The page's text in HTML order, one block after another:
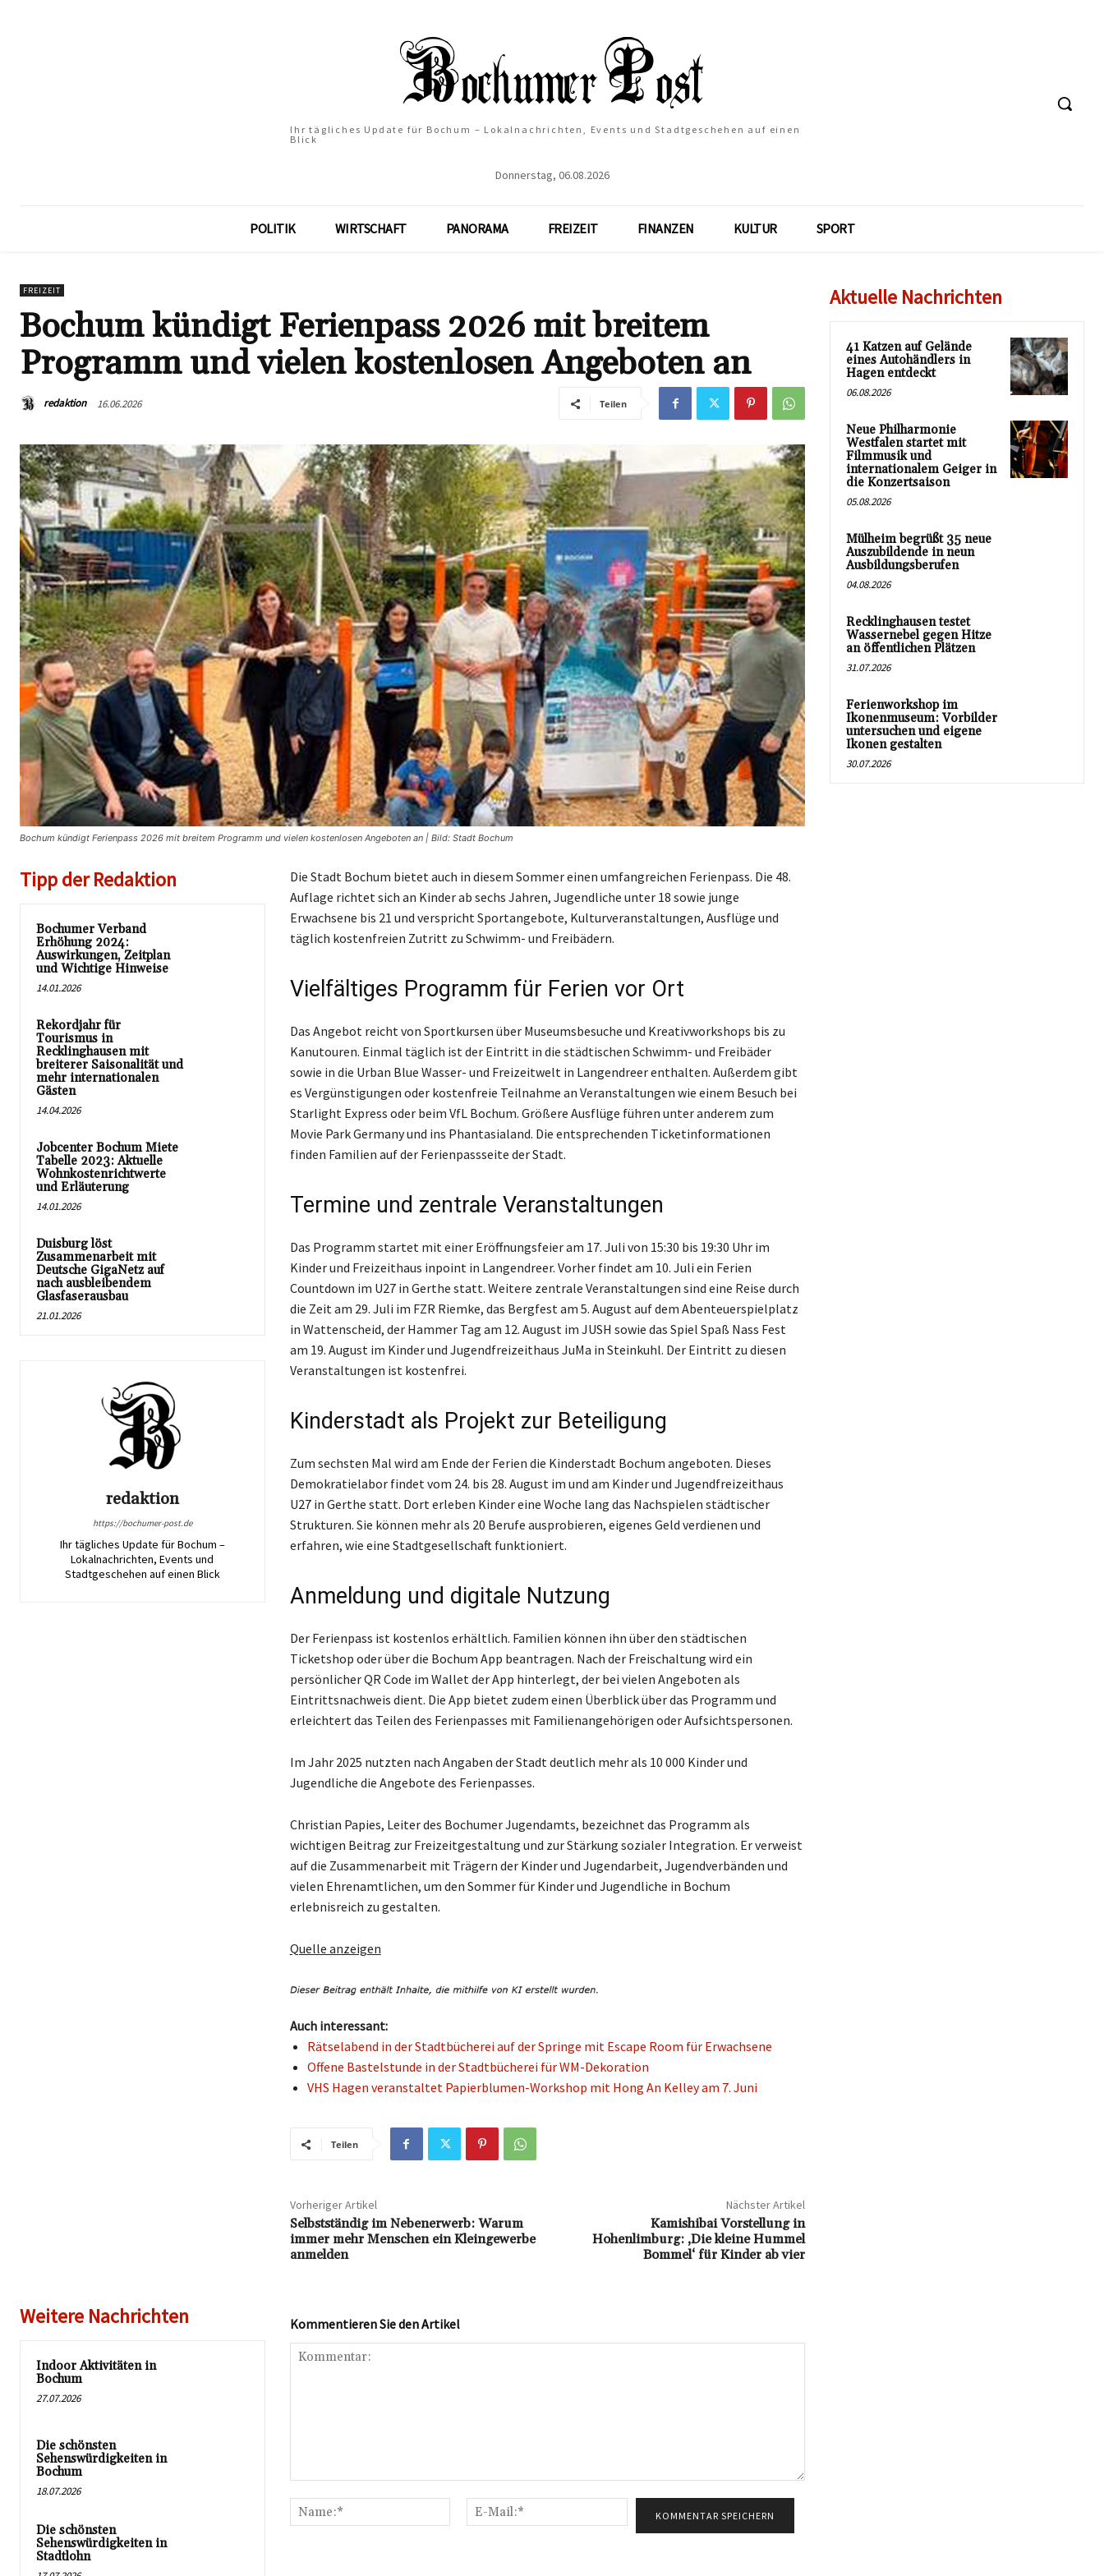
Ihr tägliches Update für Bochum – Lokalnachrichten, Events und Stadtgeschehen auf einen
Blick
Donnerstag, 06.08.2026
POLITIK WIRTSCHAFT PANORAMA FREIZEIT FINANZEN KULTUR SPORT
FREIZEIT
Bochum kündigt Ferienpass 2026 mit breitem
Programm und vielen kostenlosen Angeboten an
redaktion 16.06.2026 Teilen
Bochum kündigt Ferienpass 2026 mit breitem Programm und vielen kostenlosen Angeboten an | Bild: Stadt Bochum
Tipp der Redaktion
Bochumer Verband
Erhöhung 2024:
Auswirkungen, Zeitplan
und Wichtige Hinweise
14.01.2026
Rekordjahr für
Tourismus in
Recklinghausen mit
breiterer Saisonalität und
mehr internationalen
Gästen
14.04.2026
Jobcenter Bochum Miete
Tabelle 2023: Aktuelle
Wohnkostenrichtwerte
und Erläuterung
14.01.2026
Duisburg löst
Zusammenarbeit mit
Deutsche GigaNetz auf
nach ausbleibendem
Glasfaserausbau
21.01.2026
redaktion
https://bochumer-post.de
Ihr tägliches Update für Bochum –
Lokalnachrichten, Events und
Stadtgeschehen auf einen Blick
Die Stadt Bochum bietet auch in diesem Sommer einen umfangreichen Ferienpass. Die 48.
Auflage richtet sich an Kinder ab sechs Jahren, Jugendliche unter 18 sowie junge
Erwachsene bis 21 und verspricht Sportangebote, Kulturveranstaltungen, Ausflüge und
täglich kostenfreien Zutritt zu Schwimm- und Freibädern.
Vielfältiges Programm für Ferien vor Ort
Das Angebot reicht von Sportkursen über Museumsbesuche und Kreativworkshops bis zu
Kanutouren. Einmal täglich ist der Eintritt in die städtischen Schwimm- und Freibäder
sowie in die Urban Blue Wasser- und Freizeitwelt in Langendreer enthalten. Außerdem gibt
es Vergünstigungen oder kostenfreie Teilnahme an Veranstaltungen wie einem Besuch bei
Starlight Express oder beim VfL Bochum. Größere Ausflüge führen unter anderem zum
Movie Park Germany und ins Phantasialand. Die entsprechenden Ticketinformationen
finden Familien auf der Ferienpassseite der Stadt.
Termine und zentrale Veranstaltungen
Das Programm startet mit einer Eröffnungsfeier am 17. Juli von 15:30 bis 19:30 Uhr im
Kinder und Freizeithaus inpoint in Langendreer. Vorher findet am 10. Juli ein Ferien
Countdown im U27 in Gerthe statt. Weitere zentrale Veranstaltungen sind eine Reise durch
die Zeit am 29. Juli im FZR Riemke, das Bergfest am 5. August auf dem Abenteuerspielplatz
in Wattenscheid, der Hammer Tag am 12. August im JUSH sowie das Spiel Spaß Nass Fest
am 19. August im Kinder und Jugendfreizeithaus JuMa in Steinkuhl. Der Eintritt zu diesen
Veranstaltungen ist kostenfrei.
Kinderstadt als Projekt zur Beteiligung
Zum sechsten Mal wird am Ende der Ferien die Kinderstadt Bochum angeboten. Dieses
Demokratielabor findet vom 24. bis 28. August im und am Kinder und Jugendfreizeithaus
U27 in Gerthe statt. Dort erleben Kinder eine Woche lang das Nachspielen städtischer
Strukturen. Sie können mehr als 20 Berufe ausprobieren, eigenes Geld verdienen und
erfahren, wie eine Stadtgesellschaft funktioniert.
Anmeldung und digitale Nutzung
Der Ferienpass ist kostenlos erhältlich. Familien können ihn über den städtischen
Ticketshop oder über die Bochum App beantragen. Nach der Freischaltung wird ein
persönlicher QR Code im Wallet der App hinterlegt, der bei vielen Angeboten als
Eintrittsnachweis dient. Die App bietet zudem einen Überblick über das Programm und
erleichtert das Teilen des Ferienpasses mit Familienangehörigen oder Aufsichtspersonen.
Im Jahr 2025 nutzten nach Angaben der Stadt deutlich mehr als 10 000 Kinder und
Jugendliche die Angebote des Ferienpasses.
Christian Papies, Leiter des Bochumer Jugendamts, bezeichnet das Programm als
wichtigen Beitrag zur Freizeitgestaltung und zur Stärkung sozialer Integration. Er verweist
auf die Zusammenarbeit mit Trägern der Kinder und Jugendarbeit, Jugendverbänden und
vielen Ehrenamtlichen, um den Sommer für Kinder und Jugendliche in Bochum
erlebnisreich zu gestalten.
Quelle anzeigen
Auch interessant:
Rätselabend in der Stadtbücherei auf der Springe mit Escape Room für Erwachsene
Offene Bastelstunde in der Stadtbücherei für WM-Dekoration
VHS Hagen veranstaltet Papierblumen-Workshop mit Hong An Kelley am 7. Juni
Teilen
Vorheriger Artikel
Selbstständig im Nebenerwerb: Warum
immer mehr Menschen ein Kleingewerbe
anmelden
Nächster Artikel
Kamishibai Vorstellung in
Hohenlimburg: ‚Die kleine Hummel
Bommel‘ für Kinder ab vier
Weitere Nachrichten
Indoor Aktivitäten in
Bochum
27.07.2026
Die schönsten
Sehenswürdigkeiten in
Bochum
18.07.2026
Die schönsten
Sehenswürdigkeiten in
Stadtlohn
Kommentieren Sie den Artikel
Name:*
Mail:*
Aktuelle Nachrichten
41 Katzen auf Gelände
eines Autohändlers in
Hagen entdeckt
06.08.2026
Neue Philharmonie
Westfalen startet mit
Filmmusik und
internationalem Geiger in
die Konzertsaison
05.08.2026
Mülheim begrüßt 35 neue
Auszubildende in neun
Ausbildungsberufen
04.08.2026
Recklinghausen testet
Wassernebel gegen Hitze
an öffentlichen Plätzen
31.07.2026
Ferienworkshop im
Ikonenmuseum: Vorbilder
untersuchen und eigene
Ikonen gestalten
30.07.2026